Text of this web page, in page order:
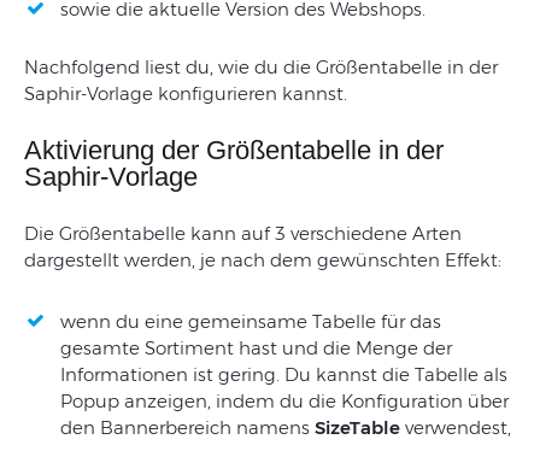
sowie die aktuelle Version des Webshops.
Nachfolgend liest du, wie du die Größentabelle in der
Saphir-Vorlage konfigurieren kannst.
Aktivierung der Größentabelle in der
Saphir-Vorlage
Die Größentabelle kann auf 3 verschiedene Arten
dargestellt werden, je nach dem gewünschten Effekt:
wenn du eine gemeinsame Tabelle für das
gesamte Sortiment hast und die Menge der
Informationen ist gering. Du kannst die Tabelle als
Popup anzeigen, indem du die Konfiguration über
den Bannerbereich namens SizeTable verwendest,